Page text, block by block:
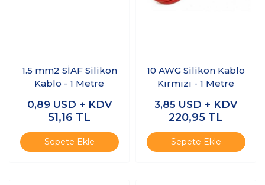
1.5 mm2 SİAF Silikon
Kablo - 1 Metre
0,89 USD + KDV
51,16 TL
Sepete Ekle
10 AWG Silikon Kablo
Kırmızı - 1 Metre
3,85 USD + KDV
220,95 TL
Sepete Ekle